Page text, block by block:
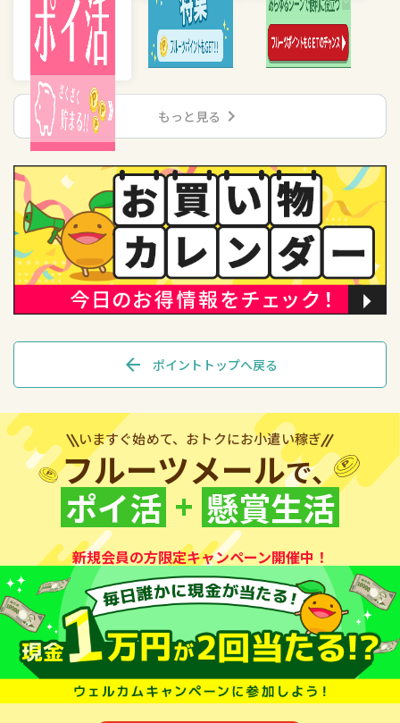
もっと見る chevron_right
arrow_back ポイントトップへ戻る
いますぐ始めて、おトクにお小遣い稼ぎ
フルーツメールで、
ポイ活 + 懸賞生活
新規会員の方限定キャンペーン開催中！